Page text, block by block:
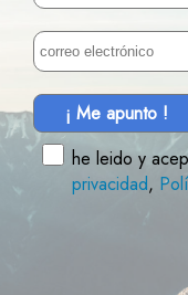
¡ Me apunto !
he leido y
privacidad,